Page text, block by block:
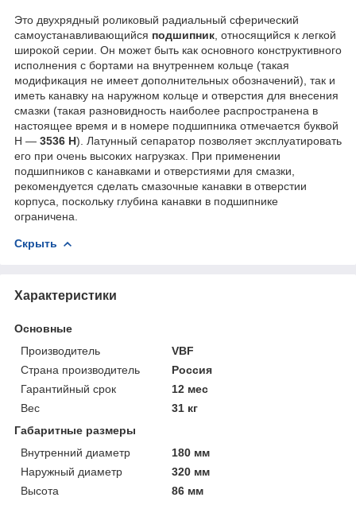
Это двухрядный роликовый радиальный сферический
самоустанавливающийся подшипник , относящийся к легкой
широкой серии. Он может быть как основного конструктивного
исполнения с бортами на внутреннем кольце (такая
модификация не имеет дополнительных обозначений), так и
иметь канавку на наружном кольце и отверстия для внесения
смазки (такая разновидность наиболее распространена в
настоящее время и в номере подшипника отмечается буквой
Н — 3536 Н). Латунный сепаратор позволяет эксплуатировать
его при очень высоких нагрузках. При применении
подшипников с канавками и отверстиями для смазки,
рекомендуется сделать смазочные канавки в отверстии
корпуса, поскольку глубина канавки в подшипнике
ограничена.
Скрыть
Характеристики
Основные
Производитель
VBF
Страна производитель
Россия
Гарантийный срок
12 мес
Вес
31 кг
Габаритные размеры
Внутренний диаметр
180 мм
Наружный диаметр
320 мм
Высота
86 мм